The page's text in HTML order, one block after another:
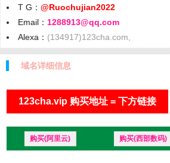
T G： @Ruochujian2022
Email： 1288913@qq.com
Alexa： (134917)123cha.com,
域名详细信息
123cha.vip 购买地址 = 下方链接
购买(阿里云) 购买(西部数码)